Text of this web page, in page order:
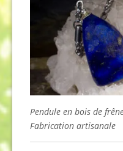
Pendule en bois de
Fabrication artisanale